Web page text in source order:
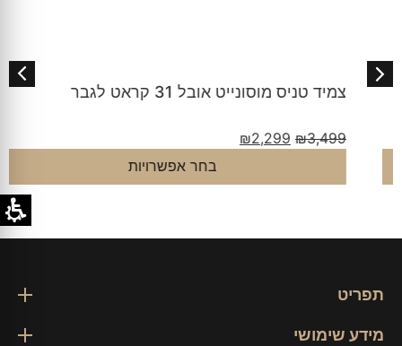
צמיד טניס מוסונייט אובל 31 קראט לגבר
₪3,499
₪2,299
בחר אפשרויות
תפריט
מידע שימושי